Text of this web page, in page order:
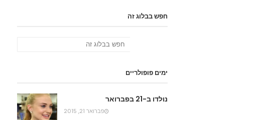
חפש בבלוג זה
ימים פופולריים
נולדו ב-21 בפברואר
פברואר 21, 2015